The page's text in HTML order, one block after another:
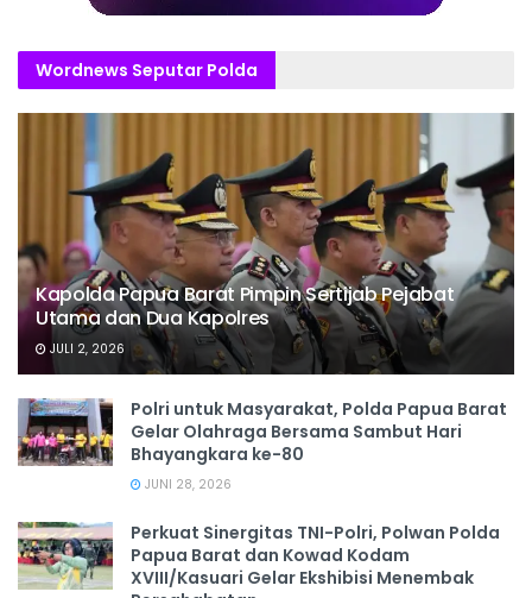
Wordnews Seputar Polda
Kapolda Papua Barat Pimpin Sertijab Pejabat
Utama dan Dua Kapolres
JULI 2, 2026
Polri untuk Masyarakat, Polda Papua Barat
Gelar Olahraga Bersama Sambut Hari
Bhayangkara ke-80
JUNI 28, 2026
‎Perkuat Sinergitas TNI-Polri, Polwan Polda
Papua Barat dan Kowad Kodam
XVIII/Kasuari Gelar Ekshibisi Menembak